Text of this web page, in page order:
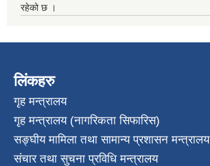
रहेको छ ।
लिंकहरु
गृह मन्त्रालय
गृह मन्त्रालय (नागरिकता सिफारिस)
सङ्घीय मामिला तथा सामान्य प्रशासन मन्त्रालय
संचार तथा सुचना प्रविधि मन्त्रालय